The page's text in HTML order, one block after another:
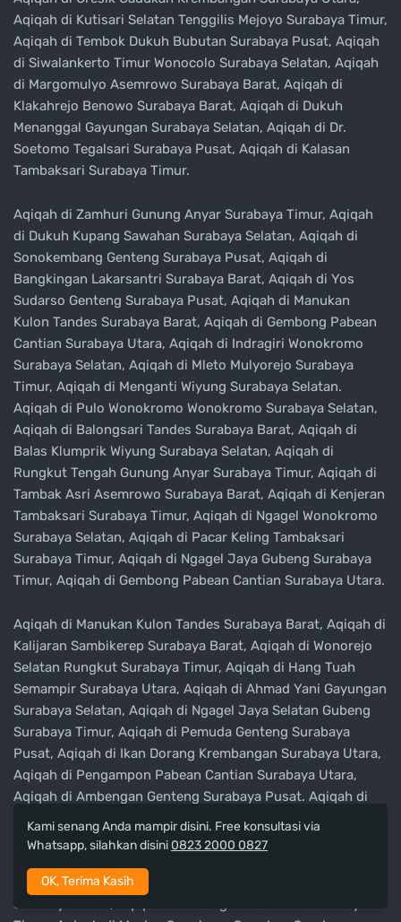
Aqiqah di Kutisari Selatan Tenggilis Mejoyo Surabaya Timur,
Aqiqah di Tembok Dukuh Bubutan Surabaya Pusat, Aqiqah
di Siwalankerto Timur Wonocolo Surabaya Selatan, Aqiqah
di Margomulyo Asemrowo Surabaya Barat, Aqiqah di
Klakahrejo Benowo Surabaya Barat, Aqiqah di Dukuh
Menanggal Gayungan Surabaya Selatan, Aqiqah di Dr.
Soetomo Tegalsari Surabaya Pusat, Aqiqah di Kalasan
Tambaksari Surabaya Timur.
Aqiqah di Zamhuri Gunung Anyar Surabaya Timur, Aqiqah
di Dukuh Kupang Sawahan Surabaya Selatan, Aqiqah di
Sonokembang Genteng Surabaya Pusat, Aqiqah di
Bangkingan Lakarsantri Surabaya Barat, Aqiqah di Yos
Sudarso Genteng Surabaya Pusat, Aqiqah di Manukan
Kulon Tandes Surabaya Barat, Aqiqah di Gembong Pabean
Cantian Surabaya Utara, Aqiqah di Indragiri Wonokromo
Surabaya Selatan, Aqiqah di Mleto Mulyorejo Surabaya
Timur, Aqiqah di Menganti Wiyung Surabaya Selatan.
Aqiqah di Pulo Wonokromo Wonokromo Surabaya Selatan,
Aqiqah di Balongsari Tandes Surabaya Barat, Aqiqah di
Balas Klumprik Wiyung Surabaya Selatan, Aqiqah di
Rungkut Tengah Gunung Anyar Surabaya Timur, Aqiqah di
Tambak Asri Asemrowo Surabaya Barat, Aqiqah di Kenjeran
Tambaksari Surabaya Timur, Aqiqah di Ngagel Wonokromo
Surabaya Selatan, Aqiqah di Pacar Keling Tambaksari
Surabaya Timur, Aqiqah di Ngagel Jaya Gubeng Surabaya
Timur, Aqiqah di Gembong Pabean Cantian Surabaya Utara.
Aqiqah di Manukan Kulon Tandes Surabaya Barat, Aqiqah di
Kalijaran Sambikerep Surabaya Barat, Aqiqah di Wonorejo
Selatan Rungkut Surabaya Timur, Aqiqah di Hang Tuah
Semampir Surabaya Utara, Aqiqah di Ahmad Yani Gayungan
Surabaya Selatan, Aqiqah di Ngagel Jaya Selatan Gubeng
Surabaya Timur, Aqiqah di Pemuda Genteng Surabaya
Pusat, Aqiqah di Ikan Dorang Krembangan Surabaya Utara,
Aqiqah di Pengampon Pabean Cantian Surabaya Utara,
Aqiqah di Ambengan Genteng Surabaya Pusat. Aqiqah di
Wetan Genteng Surabaya Pusat, Aqiqah di Romokalisari
Surabaya Utara, Aqiqah di Jakarta Pabean Cantian
Surabaya Utara, Aqiqah di Gebang Lor Sukolilo Surabaya
Kami senang Anda mampir disini. Free konsultasi via
Whatsapp, silahkan disini 0823 2000 0827
OK, Terima Kasih